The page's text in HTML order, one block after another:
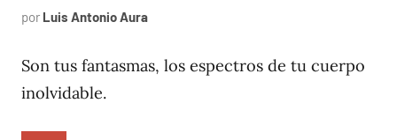
por Luis Antonio Aura
2022
Son tus fantasmas, los espectros de tu cuerpo
inolvidable.